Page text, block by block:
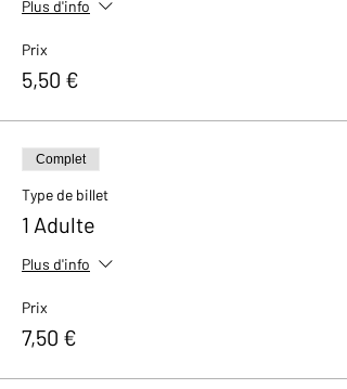
Plus d'info
Prix
5,50 €
Complet
Type de billet
1 Adulte
Plus d'info
Prix
7,50 €